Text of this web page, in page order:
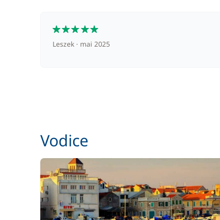
Leszek mai 2025
Vodice